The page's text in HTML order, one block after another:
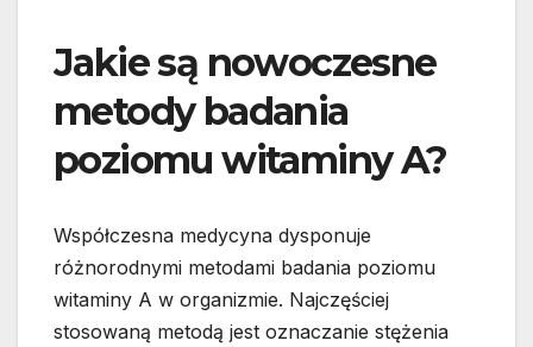
Jakie są nowoczesne
metody badania
poziomu witaminy A?
Współczesna medycyna dysponuje
różnorodnymi metodami badania poziomu
witaminy A w organizmie. Najczęściej
stosowaną metodą jest oznaczanie stężenia